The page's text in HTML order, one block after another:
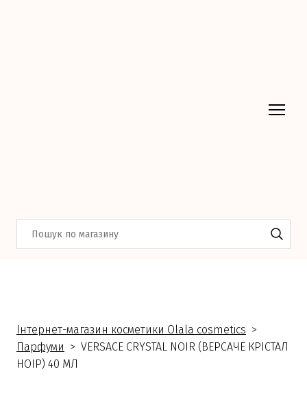
Інтернет-магазин косметики Olala cosmetics
Парфуми
VERSACE CRYSTAL NOIR (ВЕРСАЧЕ КРIСТАЛ
НОIР) 40 МЛ